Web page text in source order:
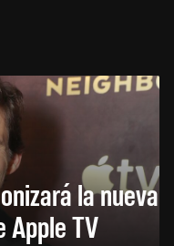
la nueva
Apple TV